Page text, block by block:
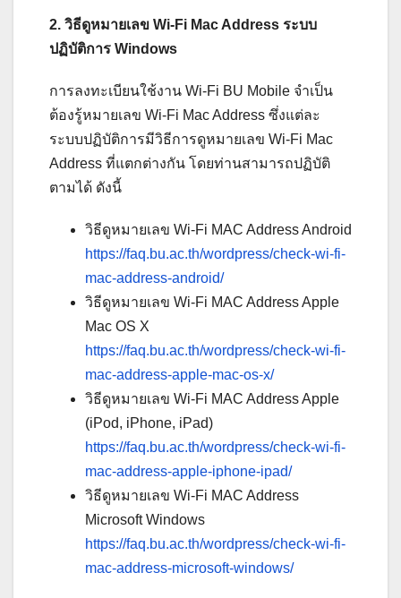
2. วิธีดูหมายเลข Wi-Fi Mac Address ระบบ
ปฏิบัติการ Windows
การลงทะเบียนใช้งาน Wi-Fi BU Mobile จำเป็น
ต้องรู้หมายเลข Wi-Fi Mac Address ซึ่งแต่ละ
ระบบปฏิบัติการมีวิธีการดูหมายเลข Wi-Fi Mac
Address ที่แตกต่างกัน โดยท่านสามารถปฏิบัติ
ตามได้ ดังนี้
วิธีดูหมายเลข Wi-Fi MAC Address Android
https://faq.bu.ac.th/wordpress/check-wi-fi-
mac-address-android/
วิธีดูหมายเลข Wi-Fi MAC Address Apple
Mac OS X
https://faq.bu.ac.th/wordpress/check-wi-fi-
mac-address-apple-mac-os-x/
วิธีดูหมายเลข Wi-Fi MAC Address Apple
(iPod, iPhone, iPad)
https://faq.bu.ac.th/wordpress/check-wi-fi-
mac-address-apple-iphone-ipad/
วิธีดูหมายเลข Wi-Fi MAC Address
Microsoft Windows
https://faq.bu.ac.th/wordpress/check-wi-fi-
mac-address-microsoft-windows/